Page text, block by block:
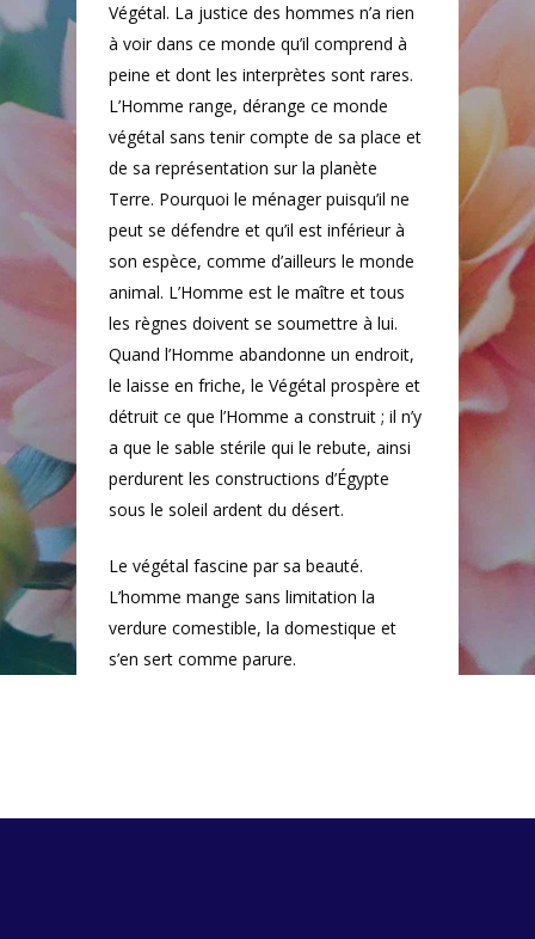
Végétal. La justice des hommes n’a rien
à voir dans ce monde qu’il comprend à
peine et dont les interprètes sont rares.
L’Homme range, dérange ce monde
végétal sans tenir compte de sa place et
de sa représentation sur la planète
Terre. Pourquoi le ménager puisqu’il ne
peut se défendre et qu’il est inférieur à
son espèce, comme d’ailleurs le monde
animal. L’Homme est le maître et tous
les règnes doivent se soumettre à lui.
Quand l’Homme abandonne un endroit,
le laisse en friche, le Végétal prospère et
détruit ce que l’Homme a construit ; il n’y
a que le sable stérile qui le rebute, ainsi
perdurent les constructions d’Égypte
sous le soleil ardent du désert.
Le végétal fascine par sa beauté.
L’homme mange sans limitation la
verdure comestible, la domestique et
s’en sert comme parure.